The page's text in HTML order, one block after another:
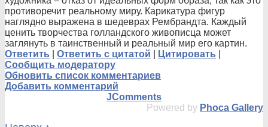
противоречит реальному миру. Карикатура фигур
наглядно выражена в шедеврах Рембрандта. Каждый
ценить творчества голландского живописца может
заглянуть в таинственный и реальный мир его картин.
Ответить
Ответить с цитатой Цитировать
Сообщить модератору
Обновить список комментариев
Добавить комментарий
JComments
Powered by Phoca Gallery